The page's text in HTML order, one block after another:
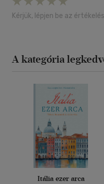
Kérjük, lépjen be az
A kategória
Itália ezer arca